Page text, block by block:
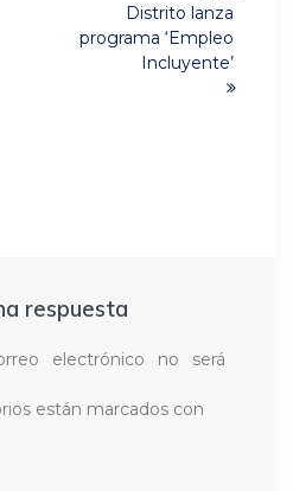
post:
Distrito lanza
programa ‘Empleo
Incluyente’
respuesta
electrónico no será
están marcados con